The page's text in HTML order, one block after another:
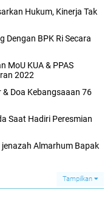
Hukum, Kinerja Tak
Dengan BPK Ri Secara
MoU KUA & PPAS
2022
& Doa Kebangsaaan 76
Saat Hadiri Peresmian
Almarhum Bapak
Tampilkan